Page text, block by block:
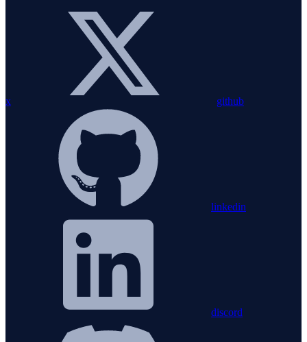
x github
linkedin
discord